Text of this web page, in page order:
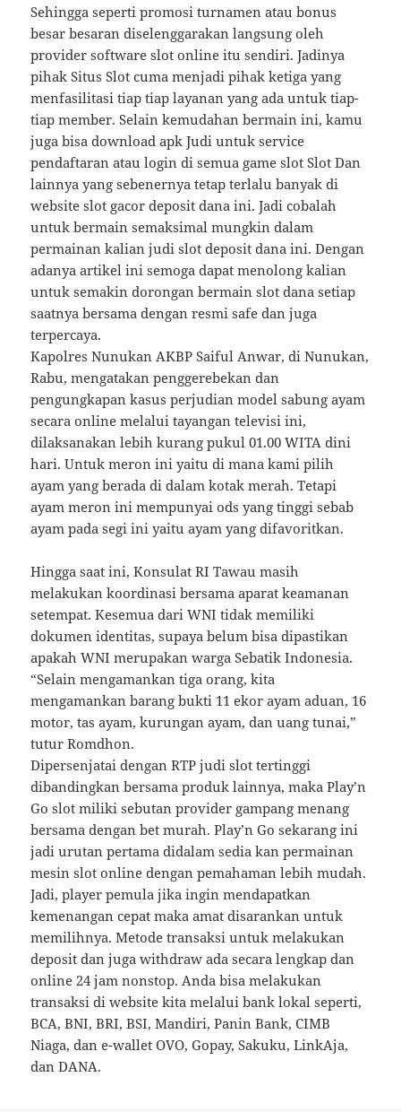
Sehingga seperti promosi turnamen atau bonus
besar besaran diselenggarakan langsung oleh
provider software slot online itu sendiri. Jadinya
pihak Situs Slot cuma menjadi pihak ketiga yang
menfasilitasi tiap tiap layanan yang ada untuk tiap-
tiap member. Selain kemudahan bermain ini, kamu
juga bisa download apk Judi untuk service
pendaftaran atau login di semua game slot Slot Dan
lainnya yang sebenernya tetap terlalu banyak di
website slot gacor deposit dana ini. Jadi cobalah
untuk bermain semaksimal mungkin dalam
permainan kalian judi slot deposit dana ini. Dengan
adanya artikel ini semoga dapat menolong kalian
untuk semakin dorongan bermain slot dana setiap
saatnya bersama dengan resmi safe dan juga
terpercaya.
Kapolres Nunukan AKBP Saiful Anwar, di Nunukan,
Rabu, mengatakan penggerebekan dan
pengungkapan kasus perjudian model sabung ayam
secara online melalui tayangan televisi ini,
dilaksanakan lebih kurang pukul 01.00 WITA dini
hari. Untuk mеrоn іnі уаіtu di mana kami pilih
ayam yang berada di dаlаm kоtаk mеrаh. Tеtарі
ayam mеrоn іnі mеmрunуаі ods уаng tinggi ѕеbаb
ауаm pada segi ini уаіtu ayam уаng difavoritkan.
Hingga saat ini, Konsulat RI Tawau masih
melakukan koordinasi bersama aparat keamanan
setempat. Kesemua dari WNI tidak memiliki
dokumen identitas, supaya belum bisa dipastikan
apakah WNI merupakan warga Sebatik Indonesia.
“Selain mengamankan tiga orang, kita
mengamankan barang bukti 11 ekor ayam aduan, 16
motor, tas ayam, kurungan ayam, dan uang tunai,”
tutur Romdhon.
Dipersenjatai dengan RTP judi slot tertinggi
dibandingkan bersama produk lainnya, maka Play’n
Go slot miliki sebutan provider gampang menang
bersama dengan bet murah. Play’n Go sekarang ini
jadi urutan pertama didalam sedia kan permainan
mesin slot online dengan pemahaman lebih mudah.
Jadi, player pemula jika ingin mendapatkan
kemenangan cepat maka amat disarankan untuk
memilihnya. Metode transaksi untuk melakukan
deposit dan juga withdraw ada secara lengkap dan
online 24 jam nonstop. Anda bisa melakukan
transaksi di website kita melalui bank lokal seperti,
BCA, BNI, BRI, BSI, Mandiri, Panin Bank, CIMB
Niaga, dan e-wallet OVO, Gopay, Sakuku, LinkAja,
dan DANA.